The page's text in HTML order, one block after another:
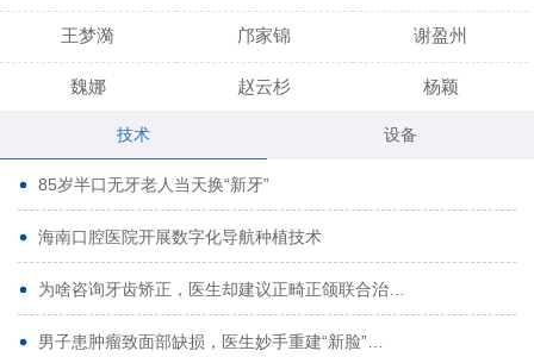
王梦漪 邝家锦 谢盈州
魏娜 赵云杉 杨颖
黄启龙
代艳虹 林芳诚
曹香林 姜炳华
姚宗将 梁春晓
林夏羽 颜晶
技术 设备
85岁半口无牙老人当天换“新牙”
海南口腔医院开展数字化导航种植技术
为啥咨询牙齿矫正，医生却建议正畸正颌联合治…
男子患肿瘤致面部缺损，医生妙手重建“新脸”…